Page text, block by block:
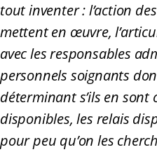
tout inventer : l’action
mettent en œuvre,
avec les responsables
personnels soignants
déterminant s’ils en sont
disponibles, les relais
pour peu qu’on les